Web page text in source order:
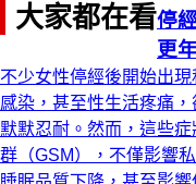
大家都在看停
更
不少女性停經後開始出
感染，甚至性生活疼痛
默默忍耐。然而，這些
群（GSM），不僅影響